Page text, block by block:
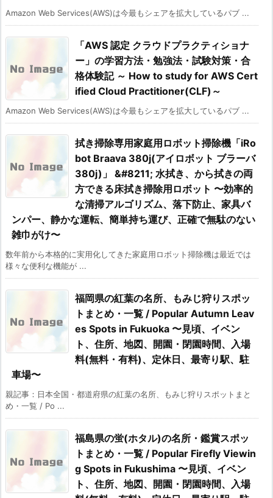
Amazon Web Services(AWS)は今最もシェアを拡大しているパブ ...
「AWS 認定 クラウドプラクティショナ
ー」の学習方法・勉強法・試験対策・合
格体験記 ～ How to study for AWS Cert
ified Cloud Practitioner(CLF)～
Amazon Web Services(AWS)は今最もシェアを拡大しているパブ ...
拭き掃除専用家庭用ロボット掃除機「iRo
bot Braava 380j(アイロボット ブラーバ
380j)」 &#8211; 水拭き、から拭きの両
方できる床拭き掃除用ロボット 〜効率的
な清掃アルゴリズム、落下防止、家具バ
ンパー、静かな運転、簡単持ち運び、正確で無駄のない
雑巾がけ〜
数年前から本格的に実用化してきた家庭用ロボット掃除機は最近では
様々な便利な機能が ...
福岡県の紅葉の名所、もみじ狩りスポッ
トまとめ・一覧 / Popular Autumn Leav
es Spots in Fukuoka 〜見頃、イベン
ト、住所、地図、開園・閉園時間、入場
料(無料・有料)、定休日、最寄り駅、駐
車場〜
親記事：日本全国・都道府県の紅葉の名所、もみじ狩りスポットまと
め・一覧 / Po ...
福島県の蛍(ホタル)の名所・鑑賞スポッ
トまとめ・一覧 / Popular Firefly Viewin
g Spots in Fukushima 〜見頃、イベン
ト、住所、地図、開園・閉園時間、入場